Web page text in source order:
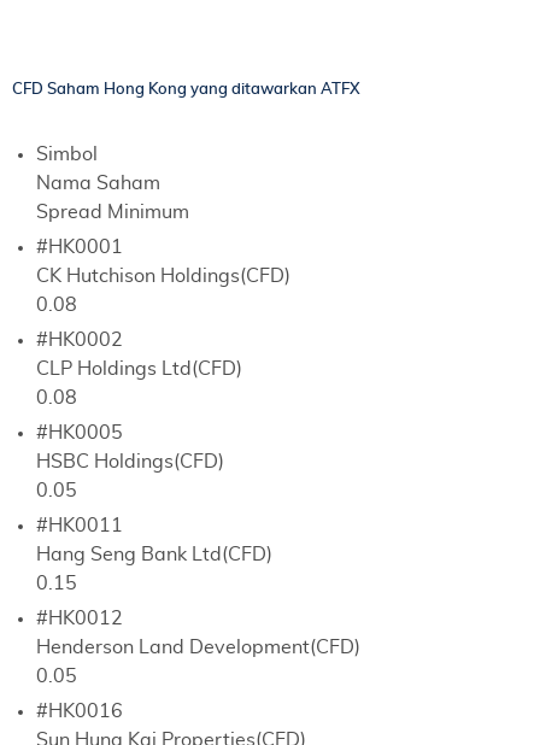
CFD Saham Hong Kong yang ditawarkan ATFX
Simbol
Nama Saham
Spread Minimum
#HK0001
CK Hutchison Holdings(CFD)
0.08
#HK0002
CLP Holdings Ltd(CFD)
0.08
#HK0005
HSBC Holdings(CFD)
0.05
#HK0011
Hang Seng Bank Ltd(CFD)
0.15
#HK0012
Henderson Land Development(CFD)
0.05
#HK0016
Sun Hung Kai Properties(CFD)